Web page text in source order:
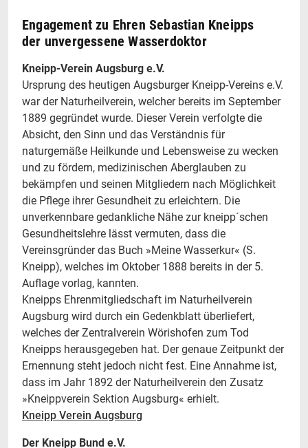
Engagement zu Ehren Sebastian Kneipps
der unvergessene Wasserdoktor
Kneipp-Verein Augsburg e.V.
Ursprung des heutigen Augsburger Kneipp-Vereins e.V.
war der Naturheilverein, welcher bereits im September
1889 gegründet wurde. Dieser Verein verfolgte die
Absicht, den Sinn und das Verständnis für
naturgemäße Heilkunde und Lebensweise zu wecken
und zu fördern, medizinischen Aberglauben zu
bekämpfen und seinen Mitgliedern nach Möglichkeit
die Pflege ihrer Gesundheit zu erleichtern. Die
unverkennbare gedankliche Nähe zur kneipp´schen
Gesundheitslehre lässt vermuten, dass die
Vereinsgründer das Buch »Meine Wasserkur« (S.
Kneipp), welches im Oktober 1888 bereits in der 5.
Auflage vorlag, kannten.
Kneipps Ehrenmitgliedschaft im Naturheilverein
Augsburg wird durch ein Gedenkblatt überliefert,
welches der Zentralverein Wörishofen zum Tod
Kneipps herausgegeben hat. Der genaue Zeitpunkt der
Ernennung steht jedoch nicht fest. Eine Annahme ist,
dass im Jahr 1892 der Naturheilverein den Zusatz
»Kneippverein Sektion Augsburg« erhielt.
Kneipp Verein Augsburg
Der Kneipp Bund e.V.